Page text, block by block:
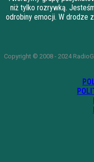
niż tylko rozrywką.
odrobiny emocji. W drodze
Copyright © 2008 - 2024